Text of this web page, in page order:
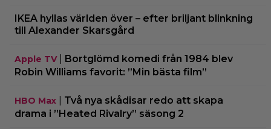
IKEA hyllas världen över – efter briljant blinkning
till Alexander Skarsgård
Apple TV| Bortglömd komedi från 1984 blev
Robin Williams favorit: ”Min bästa film”
HBO Max
Två nya skådisar redo att skapa
drama i ”Heated Rivalry” säsong 2